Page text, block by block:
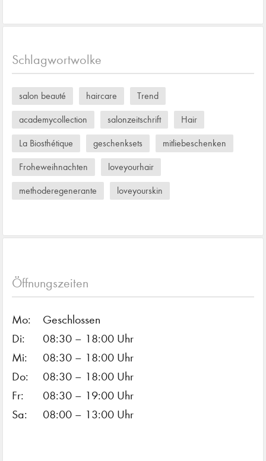
Schlagwortwolke
salon beauté haircare Trend
academycollection salonzeitschrift Hair
La Biosthétique geschenksets mitliebeschenken
Froheweihnachten loveyourhair
methoderegenerante loveyourskin
Öffnungszeiten
Mo:
Geschlossen
Di:
08:30 – 18:00 Uhr
Mi:
08:30 – 18:00 Uhr
Do:
08:30 – 18:00 Uhr
Fr:
08:30 – 19:00 Uhr
Sa:
08:00 – 13:00 Uhr